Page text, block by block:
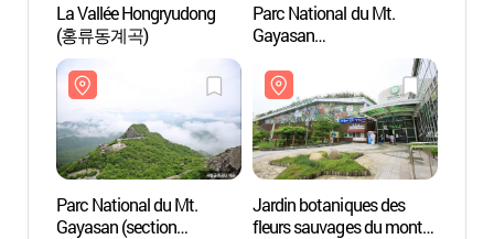
La Vallée Hongryudong
(홍류동계곡)
Parc National du Mt.
Gayasan
(가야산국립공원 - 홍류동,
청량동지구)
Parc National du Mt.
Gayasan (section
Jardin botaniques des
fleurs sauvages du mont